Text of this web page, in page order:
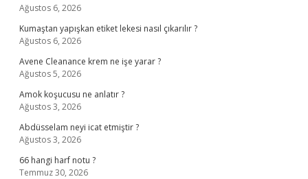
Ağustos 6, 2026
Kumaştan yapışkan etiket lekesi nasıl çıkarılır ?
Ağustos 6, 2026
Avene Cleanance krem ne işe yarar ?
Ağustos 5, 2026
Amok koşucusu ne anlatır ?
Ağustos 3, 2026
Abdüsselam neyi icat etmiştir ?
Ağustos 3, 2026
66 hangi harf notu ?
Temmuz 30, 2026